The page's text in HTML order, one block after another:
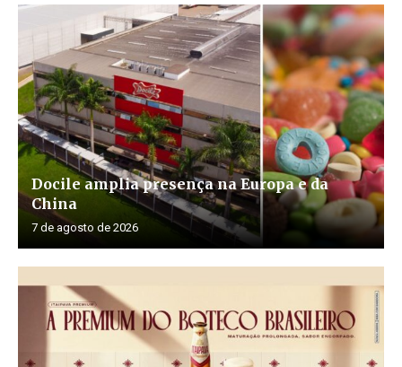
Docile amplia presença na Europa e da
China
7 de agosto de 2026